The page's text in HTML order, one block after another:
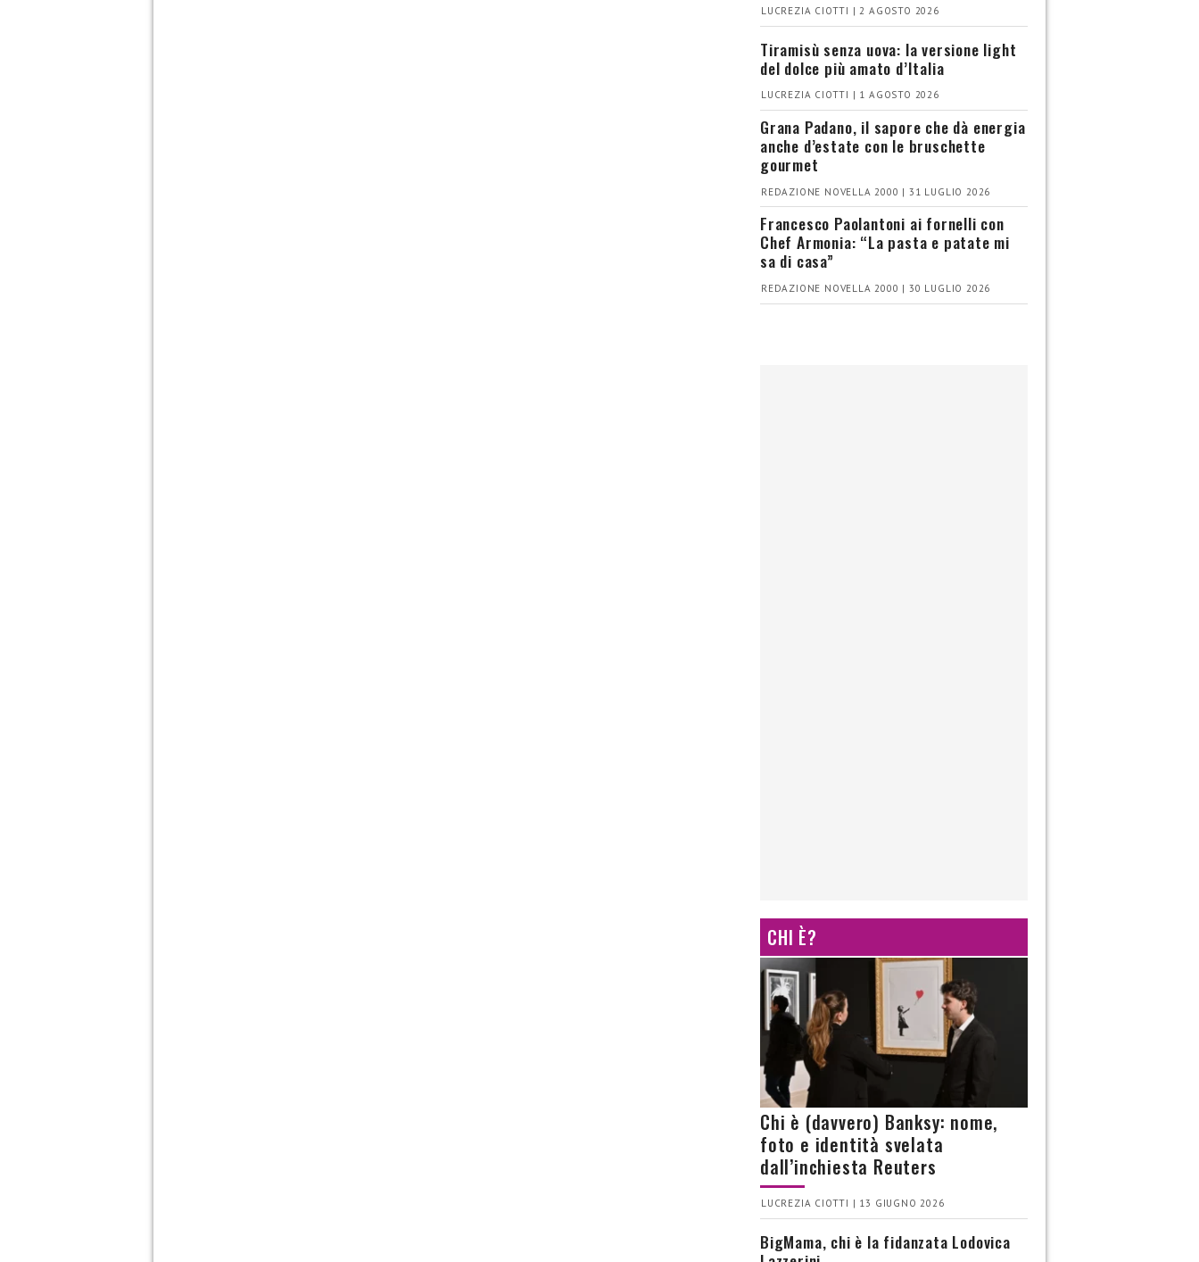
LUCREZIA CIOTTI | 2 AGOSTO 2026
Tiramisù senza uova: la versione light
del dolce più amato d’Italia
LUCREZIA CIOTTI | 1 AGOSTO 2026
Grana Padano, il sapore che dà energia
anche d’estate con le bruschette
gourmet
REDAZIONE NOVELLA 2000 | 31 LUGLIO 2026
Francesco Paolantoni ai fornelli con
Chef Armonia: “La pasta e patate mi
sa di casa”
REDAZIONE NOVELLA 2000 | 30 LUGLIO 2026
CHI È?
Chi è (davvero) Banksy: nome,
foto e identità svelata
dall’inchiesta Reuters
LUCREZIA CIOTTI | 13 GIUGNO 2026
BigMama, chi è la fidanzata Lodovica